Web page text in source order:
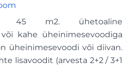
45 m2. ühetoaline
kahe üheinimesevoodiga
üheinimesevoodi või diivan.
lisavoodit (arvesta 2+2 / 3+1